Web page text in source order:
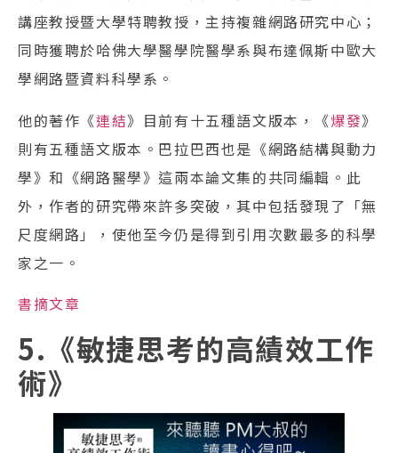
講座教授暨大學特聘教授，主持複雜網路研究中心；
同時獲聘於哈佛大學醫學院醫學系與布達佩斯中歐大
學網路暨資料科學系。
他的著作《連結》目前有十五種語文版本，《爆發》
則有五種語文版本。巴拉巴西也是《網路結構與動力
學》和《網路醫學》這兩本論文集的共同編輯。此
外，作者的研究帶來許多突破，其中包括發現了「無
尺度網路」，使他至今仍是得到引用次數最多的科學
家之一。
書摘文章
5.《敏捷思考的高績效工作
術》